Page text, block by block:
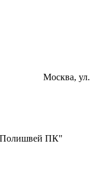
Москва, ул.
ПК"